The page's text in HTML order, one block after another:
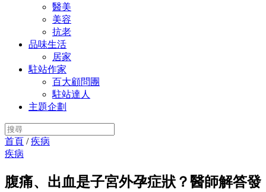
醫美
美容
抗老
品味生活
居家
駐站作家
百大顧問團
駐站達人
主題企劃
首頁 /疾病
疾病
腹痛、出血是子宮外孕症狀？醫師解答發